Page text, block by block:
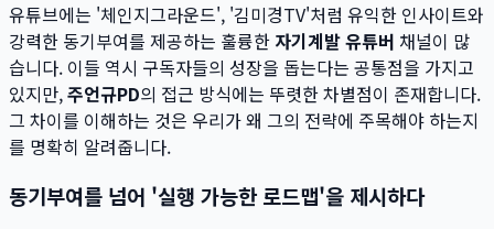
유튜브에는 '체인지그라운드', '김미경TV'처럼 유익한 인사이트와
강력한 동기부여를 제공하는 훌륭한 자기계발 유튜버 채널이 많
습니다. 이들 역시 구독자들의 성장을 돕는다는 공통점을 가지고
있지만,주언규PD의 접근 방식에는 뚜렷한 차별점이 존재합니다.
그 차이를 이해하는 것은 우리가 왜 그의 전략에 주목해야 하는지
를 명확히 알려줍니다.
동기부여를 넘어 '실행 가능한 로드맵'을 제시하다